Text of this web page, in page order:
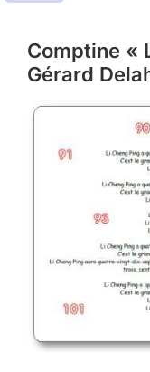
Comptine «
Gérard